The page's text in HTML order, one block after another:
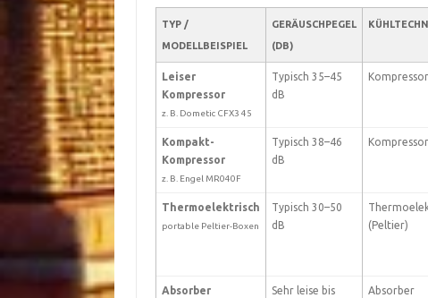
TYP /
MODELLBEISPIEL
GERÄUSCHPEGEL
(DB)
Leiser
Kompressor
z. B. Dometic CFX3 45
Typisch 35–45
dB
Kompressor
Kompakt-
Kompressor
z. B. Engel MR040F
Typisch 38–46
dB
Kompressor
Thermoelektrisch
portable Peltier-Boxen
Typisch 30–50
dB
(Peltier)
Absorber
Sehr leise bis
Absorber